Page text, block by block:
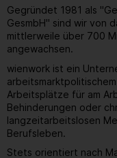
Gegründet 1981 als
GesmbH" sind wir von
mittlerweile über 700
angewachsen.
wienwork ist ein
Arbeitsplätze für am
Behinderungen oder
langzeitarbeitslosen
Berufsleben.
Stets orientiert nach